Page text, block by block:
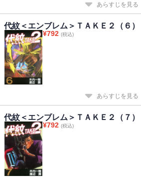
あらすじを見る
代紋＜エンブレム＞ＴＡＫＥ２（６）
¥792 (税込)
あらすじを見る
代紋＜エンブレム＞ＴＡＫＥ２（７）
¥792 (税込)